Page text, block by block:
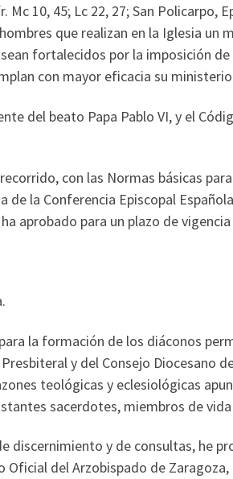
10, 45; Lc 22, 27; San Policarpo,
que realizan en la Iglesia
fortalecidos por la imposición
con mayor eficacia su
del beato Papa Pablo VI, y el
con las Normas básicas
de la Conferencia Episcopal
aprobado para un plazo de
la formación de los diáconos
y del Consejo
teológicas y eclesiológicas
sacerdotes, miembros de
discernimiento y de consultas, he
del Arzobispado de